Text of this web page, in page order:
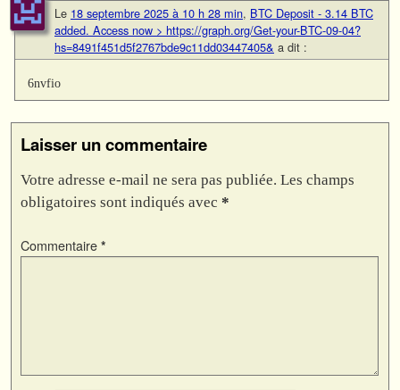
Le 18 septembre 2025 à 10 h 28 min, BTC Deposit - 3.14 BTC
added. Access now > https://graph.org/Get-your-BTC-09-04?
hs=8491f451d5f2767bde9c11dd03447405& a dit :
6nvfio
Laisser un commentaire
Votre adresse e-mail ne sera pas publiée. Les champs
obligatoires sont indiqués avec *
Commentaire *